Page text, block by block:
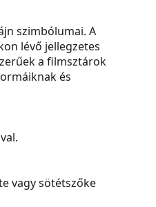
szimbólumai. A
lévő jellegzetes
a filmsztárok
és
vagy sötétszőke